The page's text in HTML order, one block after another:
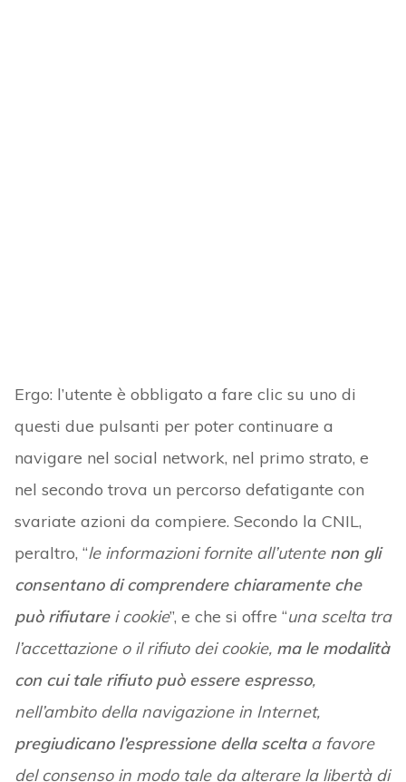
Ergo: l’utente è obbligato a fare clic su uno di
questi due pulsanti per poter continuare a
navigare nel social network, nel primo strato, e
nel secondo trova un percorso defatigante con
svariate azioni da compiere. Secondo la CNIL,
peraltro, “le informazioni fornite all’utente non gli
consentano di comprendere chiaramente che
può rifiutarei cookie”, e che si offre “una scelta tra
l’accettazione o il rifiuto dei cookie, ma le modalità
con cui tale rifiuto può essere espresso,
nell’ambito della navigazione in Internet,
pregiudicano l’espressione della sceltaa favore
del consenso in modo tale da alterare la libertà di